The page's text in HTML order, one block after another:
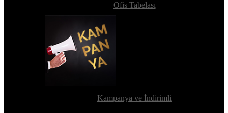
Ofis Tabelası
Kampanya ve İndirimli